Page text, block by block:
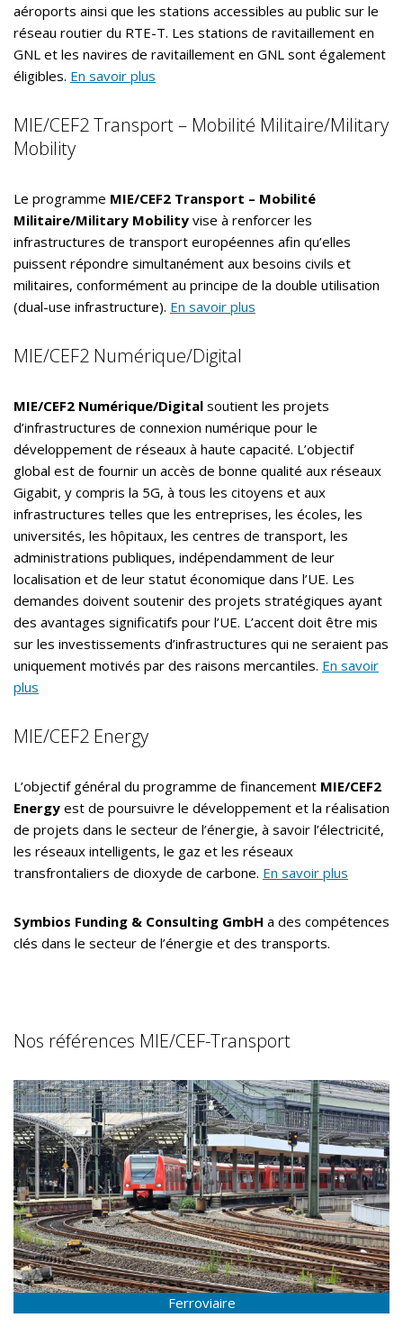
aéroports ainsi que les stations accessibles au public sur le
réseau routier du RTE-T. Les stations de ravitaillement en
GNL et les navires de ravitaillement en GNL sont également
éligibles. En savoir plus
MIE/CEF2 Transport – Mobilité Militaire/Military
Mobility
Le programme MIE/CEF2 Transport – Mobilité
Militaire/Military Mobility vise à renforcer les
infrastructures de transport européennes afin qu’elles
puissent répondre simultanément aux besoins civils et
militaires, conformément au principe de la double utilisation
(dual-use infrastructure). En savoir plus
MIE/CEF2 Numérique/Digital
MIE/CEF2 Numérique/Digital soutient les projets
d’infrastructures de connexion numérique pour le
développement de réseaux à haute capacité. L’objectif
global est de fournir un accès de bonne qualité aux réseaux
Gigabit, y compris la 5G, à tous les citoyens et aux
infrastructures telles que les entreprises, les écoles, les
universités, les hôpitaux, les centres de transport, les
administrations publiques, indépendamment de leur
localisation et de leur statut économique dans l’UE. Les
demandes doivent soutenir des projets stratégiques ayant
des avantages significatifs pour l’UE. L’accent doit être mis
sur les investissements d’infrastructures qui ne seraient pas
uniquement motivés par des raisons mercantiles. En savoir
plus
MIE/CEF2 Energy
L’objectif général du programme de financement MIE/CEF2
Energy est de poursuivre le développement et la réalisation
de projets dans le secteur de l’énergie, à savoir l’électricité,
les réseaux intelligents, le gaz et les réseaux
transfrontaliers de dioxyde de carbone. En savoir plus
Symbios Funding & Consulting GmbH a des compétences
clés dans le secteur de l’énergie et des transports.
Nos références MIE/CEF-Transport
Ferroviaire